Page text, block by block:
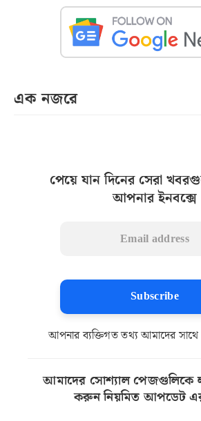
এক নজরে
পেয়ে যান দিনের সেরা
আপনার ইনবক্সে
Subscribe
আপনার ব্যক্তিগত তথ্য আমাদের সাথে
আমাদের সোশ্যাল
করুন নিয়মিত আপডেট